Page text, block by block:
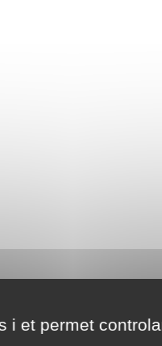
i et permet